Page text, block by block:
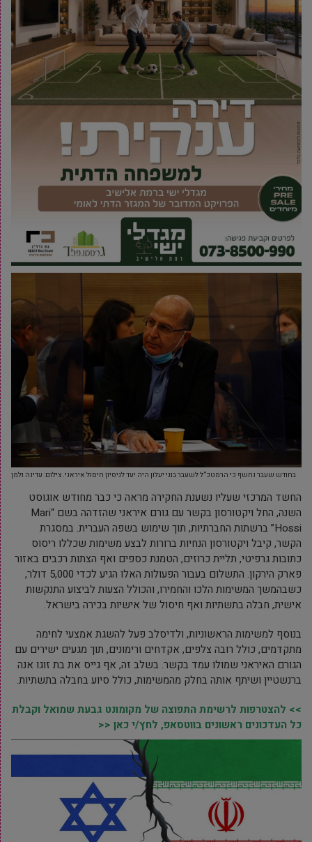
בחודש שעבר נחשף כי הרמטכ”ל לשעבר בוגי יעלון היה יעד לניסיון חיסול איראני. צילום: עדינה ולמן
החשד המרכזי שעליו נשענת החקירה מראה כי כבר מחודש אוגוסט
השנה, החל ויקטורסון בקשר עם גורם איראני שהזדהה בשם “Mari
Hossi” ברשתות החברתיות, תוך שימוש בשפה העברית. במסגרת
הקשר, קיבל ויקטורסון הנחיות ברורות לבצע משימות שכללו ריסוס
כתובות גרפיטי, תליית כרוזים, הטמנת כספים ואף הצתות רכבים באזור
פארק הירקון. התשלום בעבור הפעולות האלו הגיע לכדי 5,000 דולר,
כשבהמשך המשימות הלכו והחמירו, והכולל הצעות לביצוע התנקשות
אישית, חבלה בתשתיות ואף חיסול של אישיות בכירה בישראל.
בנוסף למשימות הראשוניות, ולדיסלב פעל להשגת אמצעי לחימה
מתקדמים, כולל רובה צלפים, אקדחים ורימונים, תוך מגעים ישירים עם
הגורם האיראני שמולו עמד בקשר. בשלב זה, אף גייס את בת זוגו אנה
ברנשטיין ושיתף אותה בחלק מהמשימות, כולל סיוע בחבלה בתשתיות.
>> להצטרפות לרשימת התפוצה של מקומונט גבעת שמואל וקבלת
כל העדכונים ראשונים בווטסאפ, לחץ/י כאן <<